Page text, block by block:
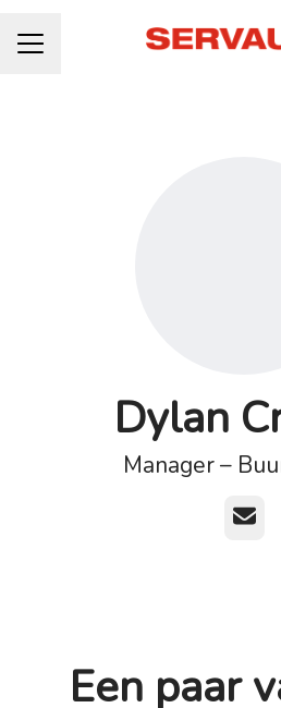
CARRIÈREMENU
Dylan
Manager –
E-
Een paar